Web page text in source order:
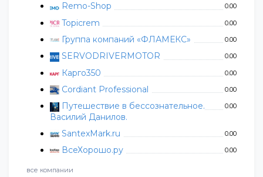
Remo-Shop 0.00
Topicrem 0.00
Группа компаний «ФЛАМЕКС» 0.00
SERVODRIVERMOTOR 0.00
Карго350 0.00
Cordiant Professional 0.00
Путешествие в бессознательное.
Василий Данилов.
0.00
SantexMark.ru 0.00
ВсеХорошо.ру 0.00
все компании